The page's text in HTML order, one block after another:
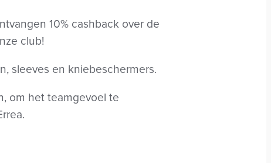
10% cashback over de
club!
sleeves en kniebeschermers.
om het teamgevoel te